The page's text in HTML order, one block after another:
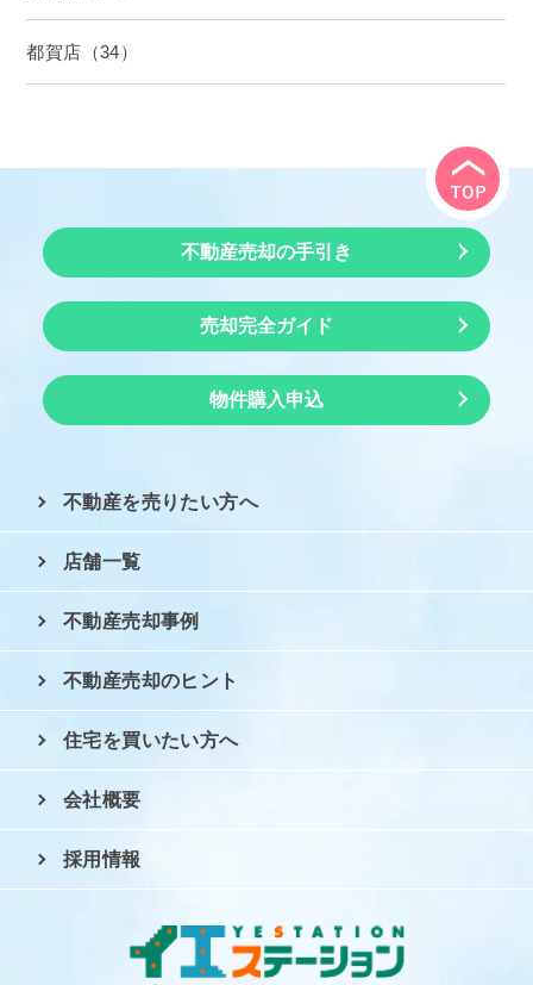
都賀店（34）
不動産売却の手引き
売却完全ガイド
物件購入申込
不動産を売りたい方へ
店舗一覧
不動産売却事例
不動産売却のヒント
住宅を買いたい方へ
会社概要
採用情報